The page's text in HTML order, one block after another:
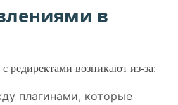
в
редиректами возникают из-за:
плагинами, которые